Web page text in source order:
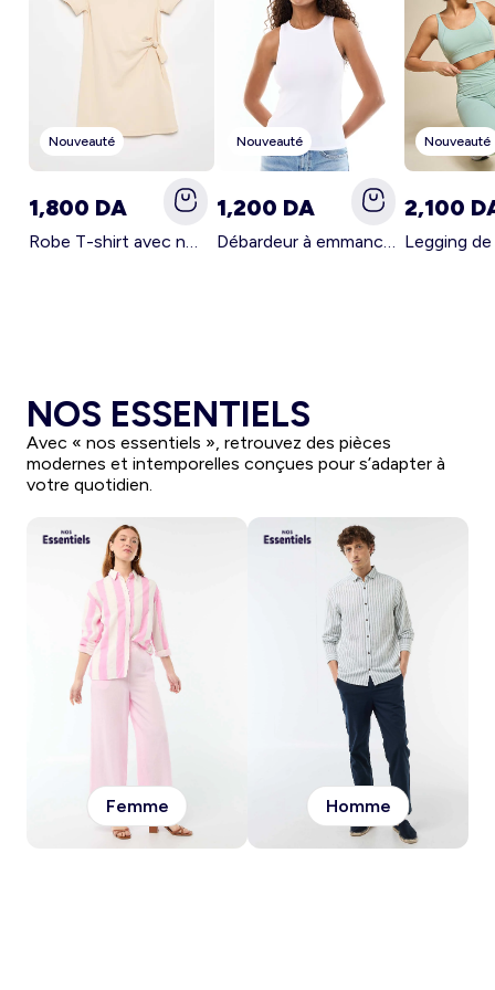
Femme du 34 au 48
Maternité
Grande taille femme
Fille 0-36 mois
Nouveauté
1,800 DA
Nouveauté
1,200 DA
Nouveauté
2,100
NOS ESSENTIELS
Avec « nos essentiels », retrouvez des pièces
modernes et intemporelles conçues pour s’adapter à
votre quotidien.
Femme Homme